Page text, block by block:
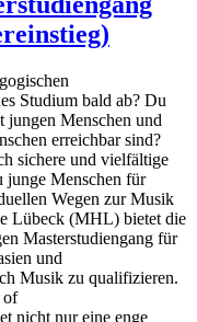
Studium bald ab? Du
jungen Menschen und
erreichbar sind?
sichere und vielfältige
junge Menschen für
Wegen zur Musik
Lübeck (MHL) bietet die
Masterstudiengang für
und
Musik zu qualifizieren.
of
nicht nur eine enge